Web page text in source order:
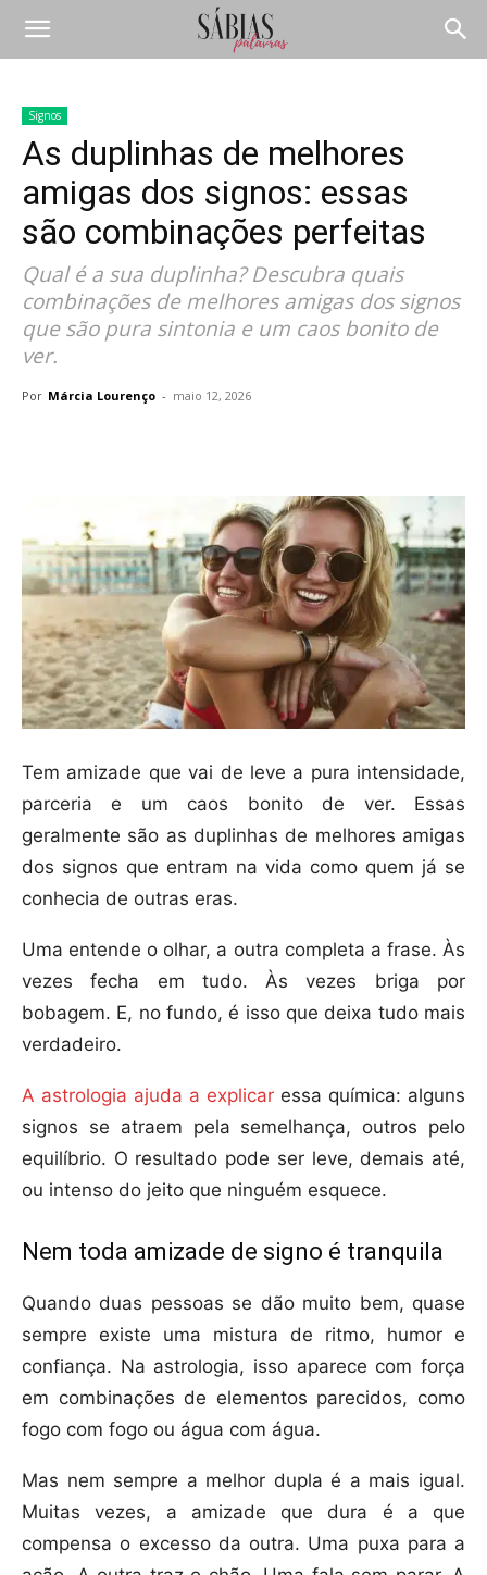
Signos
As duplinhas de melhores
amigas dos signos: essas
são combinações perfeitas
Qual é a sua duplinha? Descubra quais
combinações de melhores amigas dos signos
que são pura sintonia e um caos bonito de
ver.
Por Márcia Lourenço - maio 12, 2026
Tem amizade que vai de leve a pura intensidade,
parceria e um caos bonito de ver. Essas
geralmente são as duplinhas de melhores amigas
dos signos que entram na vida como quem já se
conhecia de outras eras.
Uma entende o olhar, a outra completa a frase. Às
vezes fecha em tudo. Às vezes briga por
bobagem. E, no fundo, é isso que deixa tudo mais
verdadeiro.
A astrologia ajuda a explicar essa química: alguns
signos se atraem pela semelhança, outros pelo
equilíbrio. O resultado pode ser leve, demais até,
ou intenso do jeito que ninguém esquece.
Nem toda amizade de signo é tranquila
Quando duas pessoas se dão muito bem, quase
sempre existe uma mistura de ritmo, humor e
confiança. Na astrologia, isso aparece com força
em combinações de elementos parecidos, como
fogo com fogo ou água com água.
Mas nem sempre a melhor dupla é a mais igual.
Muitas vezes, a amizade que dura é a que
compensa o excesso da outra. Uma puxa para a